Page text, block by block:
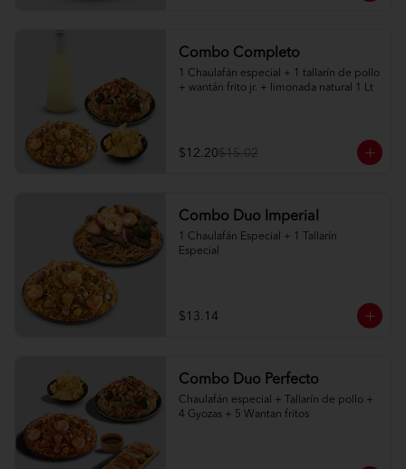
Combo Completo
1 Chaulafán especial + 1 tallarín de pollo
+ wantán frito jr. + limonada natural 1 Lt
$12.20$15.02
Combo Duo Imperial
1 Chaulafán Especial + 1 Tallarín
Especial
$13.14
Combo Duo Perfecto
Chaulafán especial + Tallarín de pollo +
4 Gyozas + 5 Wantan fritos